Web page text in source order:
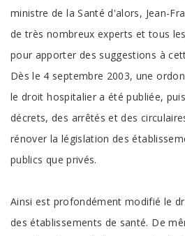
ministre de la Santé d'alors, Jean-
de très nombreux experts et tous
pour apporter des suggestions à
Dès le 4 septembre 2003, une
le droit hospitalier a été publiée,
décrets, des arrêtés et des
rénover la législation des
publics que privés.
Ainsi est profondément modifié le
des établissements de santé. De